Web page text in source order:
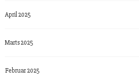
April 2025
Marts 2025
Februar 2025